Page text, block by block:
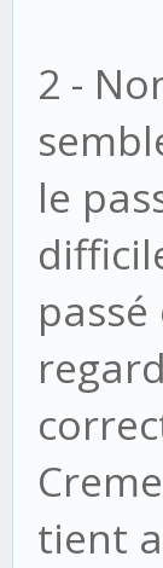
2 -
le
tient